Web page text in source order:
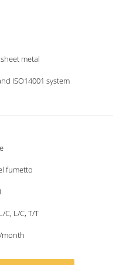
metal
ISO14001 system
fumetto
C, L/C, T/T
month